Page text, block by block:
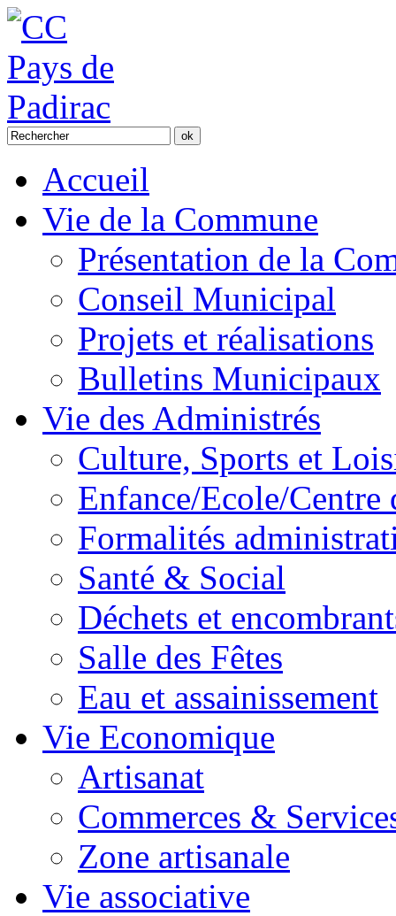
Accueil
Vie de la Commune
Présentation de la
Conseil Municipal
Projets et réalisations
Bulletins Municipaux
Vie des Administrés
Culture, Sports et
Enfance/Ecole/Centre
Formalités
Santé & Social
Déchets et
Salle des Fêtes
Eau et assainissement
Vie Economique
Artisanat
Commerces &
Zone artisanale
Vie associative